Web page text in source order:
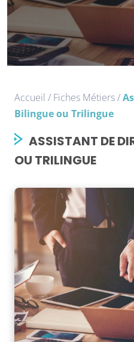
Accueil / Fiches Métiers/
Bilingue ou Trilingue
ASSISTANT DE
OU TRILINGUE